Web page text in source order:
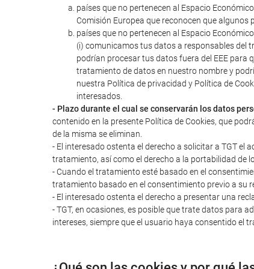
países que no pertenecen al Espacio
Comisión Europea que reconocen que
países que no pertenecen al Espacio
(i) comunicamos tus datos a responsables del
podrían procesar tus datos fuera del EEE para
tratamiento de datos en nuestro nombre y
nuestra Política de privacidad y Política de
interesados.
- Plazo durante el cual se conservarán los datos
contenido en la presente Política de Cookies, que
de la misma se eliminan.
- El interesado ostenta el derecho a solicitar a TGT
tratamiento, así como el derecho a la portabilidad de
- Cuando el tratamiento esté basado en el
tratamiento basado en el consentimiento previo a su
- El interesado ostenta el derecho a presentar una
- TGT, en ocasiones, es posible que trate datos para
intereses, siempre que el usuario haya consentido el